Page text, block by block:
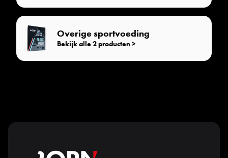
Overige sportvoeding
Bekijk alle 2 producten >